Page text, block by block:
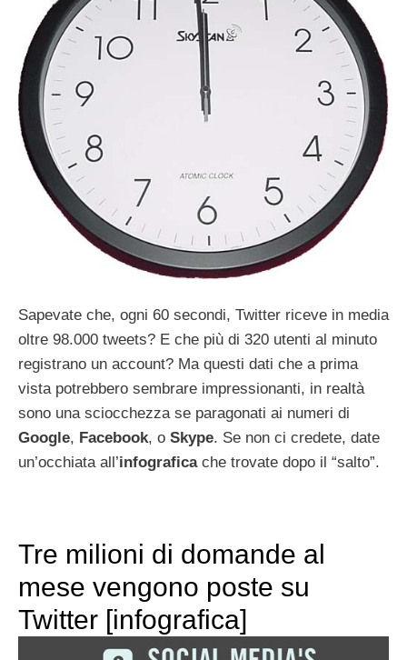
Sapevate che, ogni 60 secondi, Twitter riceve in media
oltre 98.000 tweets? E che più di 320 utenti al minuto
registrano un account? Ma questi dati che a prima
vista potrebbero sembrare impressionanti, in realtà
sono una sciocchezza se paragonati ai numeri di
Google, Facebook, o Skype. Se non ci credete, date
un’occhiata all’infograficache trovate dopo il “salto”.
Tre milioni di domande al
mese vengono poste su
Twitter [infografica]